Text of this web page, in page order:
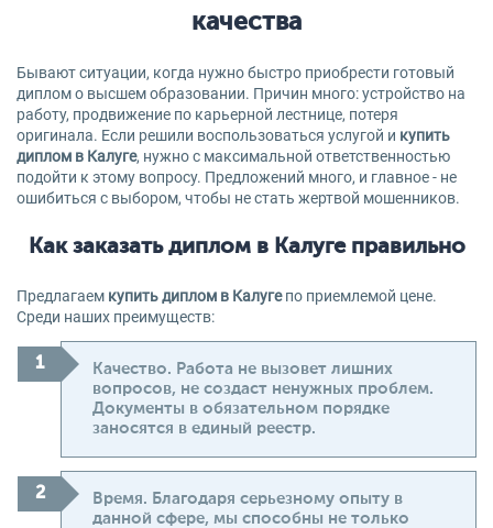
качества
Бывают ситуации, когда нужно быстро приобрести готовый
диплом о высшем образовании. Причин много: устройство на
работу, продвижение по карьерной лестнице, потеря
оригинала. Если решили воспользоваться услугой и купить
диплом в Калуге, нужно с максимальной ответственностью
подойти к этому вопросу. Предложений много, и главное - не
ошибиться с выбором, чтобы не стать жертвой мошенников.
Как заказать диплом в Калуге правильно
Предлагаем купить диплом в Калугепо приемлемой цене.
Среди наших преимуществ:
Качество. Работа не вызовет лишних
вопросов, не создаст ненужных проблем.
Документы в обязательном порядке
заносятся в единый реестр.
Время. Благодаря серьезному опыту в
данной сфере, мы способны не только